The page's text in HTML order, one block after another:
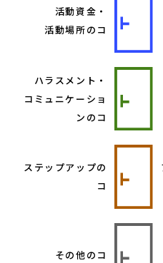
活動資金・
活動場所のコ
ハラスメント・
コミュニケーショ
ンのコ
ステップアップの
コ
その他のコ